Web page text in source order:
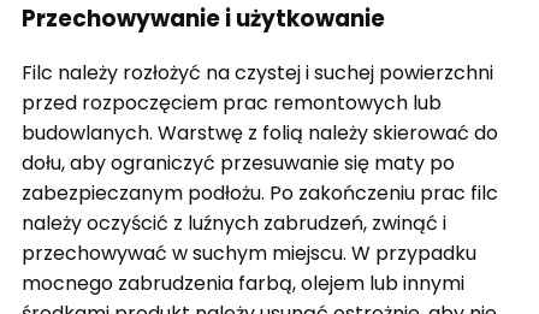
Przechowywanie i użytkowanie
Filc należy rozłożyć na czystej i suchej powierzchni
przed rozpoczęciem prac remontowych lub
budowlanych. Warstwę z folią należy skierować do
dołu, aby ograniczyć przesuwanie się maty po
zabezpieczanym podłożu. Po zakończeniu prac filc
należy oczyścić z luźnych zabrudzeń, zwinąć i
przechowywać w suchym miejscu. W przypadku
mocnego zabrudzenia farbą, olejem lub innymi